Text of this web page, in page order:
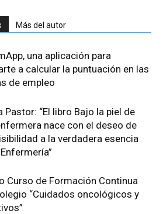
Más del autor
una aplicación para
a calcular la puntuación en las
de empleo
Pastor: “El libro Bajo la piel de
nace con el deseo de
a la verdadera esencia
Curso de Formación Continua
“Cuidados oncológicos y